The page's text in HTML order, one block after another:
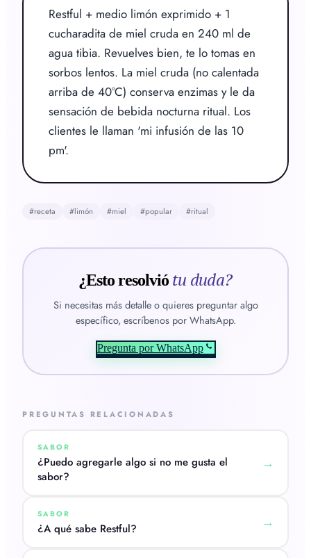
Restful + medio limón exprimido + 1
cucharadita de miel cruda en 240 ml de
agua tibia. Revuelves bien, te lo tomas en
sorbos lentos. La miel cruda (no calentada
arriba de 40°C) conserva enzimas y le da
sensación de bebida nocturna ritual. Los
clientes le llaman 'mi infusión de las 10
pm'.
#receta #limón #miel #popular #ritual
¿Esto resolvió tu duda?
Si necesitas más detalle o quieres preguntar algo
específico, escríbenos por WhatsApp.
Pregunta por WhatsApp
PREGUNTAS RELACIONADAS
SABOR
¿Puedo agregarle algo si no me gusta el
sabor?
→
SABOR
¿A qué sabe Restful? →